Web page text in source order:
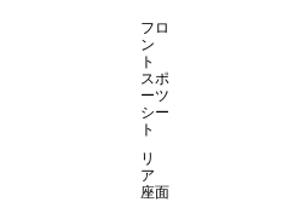
フロ
ン
ト
スポ
ーツ
シー
ト
リ
ア
座面